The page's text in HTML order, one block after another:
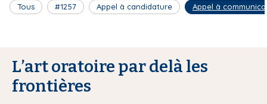
Tous #1257 Appel à candidature Appel à
L’art oratoire par delà les
frontières